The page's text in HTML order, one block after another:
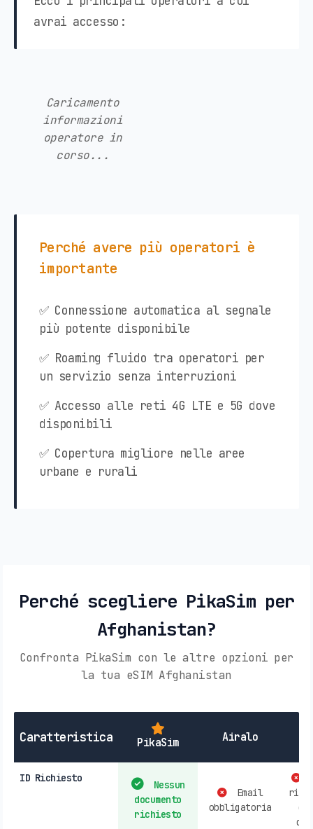
avrai accesso:
Caricamento
informazioni
operatore in
corso...
Perché avere più operatori è
importante
✅ Connessione automatica al segnale
più potente disponibile
✅ Roaming fluido tra operatori per
un servizio senza interruzioni
✅ Accesso alle reti 4G LTE e 5G dove
disponibili
✅ Copertura migliore nelle aree
urbane e rurali
Perché scegliere PikaSim per
Afghanistan?
Confronta PikaSim con le altre opzioni per
la tua eSIM Afghanistan
Caratteristica PikaSim Airalo
ID Richiesto
Nessun
documento
richiesto
Email
obbligatoria